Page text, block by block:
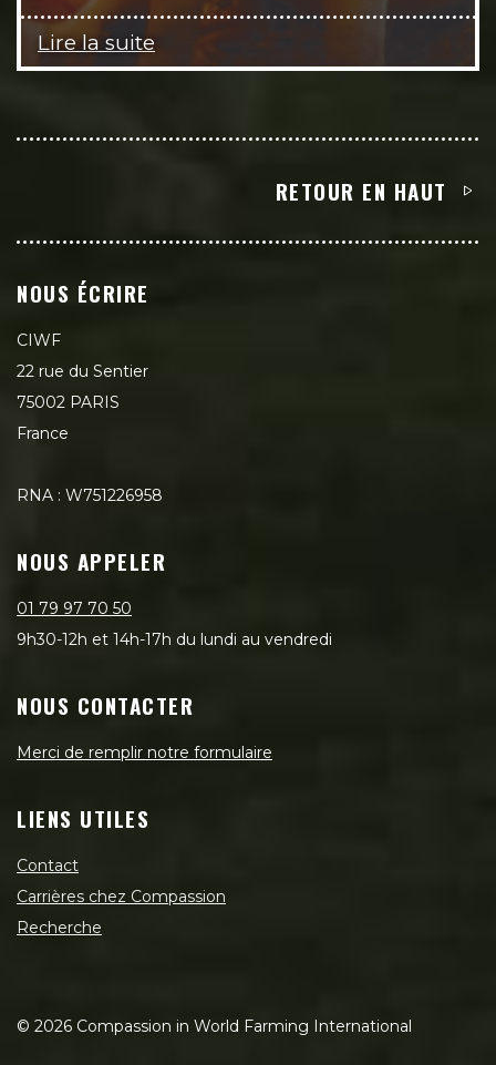
Lire la suite
RETOUR EN HAUT
NOUS ÉCRIRE
CIWF
22 rue du Sentier
75002 PARIS
France
RNA : W751226958
NOUS APPELER
01 79 97 70 50
9h30-12h et 14h-17h du lundi au vendredi
NOUS CONTACTER
Merci de remplir notre formulaire
LIENS UTILES
Contact
Carrières chez Compassion
Recherche
© 2026 Compassion in World Farming International